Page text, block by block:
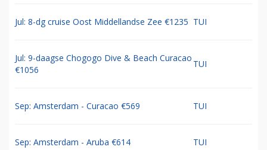
Jul: 8-dg cruise Oost Middellandse Zee €1235 TUI
Jul: 9-daagse Chogogo Dive & Beach Curacao
€1056
TUI
Sep: Amsterdam - Curacao €569 TUI
Sep: Amsterdam - Aruba €614 TUI